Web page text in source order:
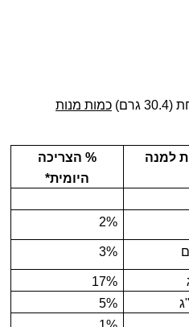
כמות מנות
למנה
% הצריכה
היומית*
2%
3%
17%
5%